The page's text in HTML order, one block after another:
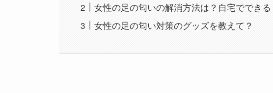
女性の足の匂いの解消方法は？自宅でできる
女性の足の匂い対策のグッズを教えて？